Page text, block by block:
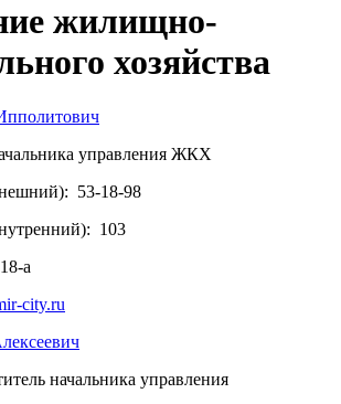
жилищно-
хозяйства
управления ЖКХ
53-18-98
103
а
city.ru
начальника управления